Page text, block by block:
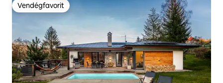
Vendégfavorit
Vendégfavorit